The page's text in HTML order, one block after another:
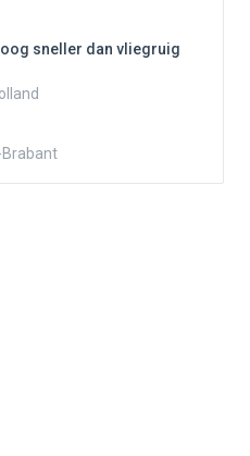
sneller dan vliegruig